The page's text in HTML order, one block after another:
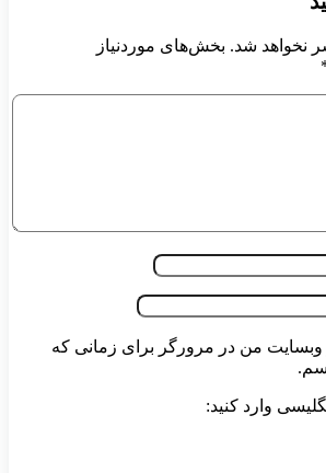
نخواهد شد. بخش‌های موردنیاز
وبسایت من در مرورگر برای زمانی که
وارد کنید: